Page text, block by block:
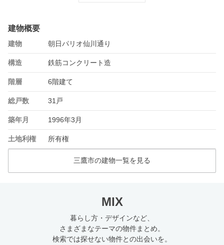
建物概要
建物 朝日パリオ仙川通り
構造 鉄筋コンクリート造
階層 6階建て
総戸数 31戸
築年月 1996年3月
土地利権 所有権
三鷹市の建物一覧を見る
MIX
暮らし方・デザインなど、
さまざまなテーマの物件まとめ。
検索では探せない物件との出会いを。